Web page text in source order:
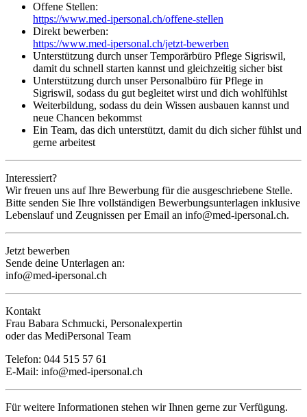
Offene Stellen:
https://www.med-ipersonal.ch/offene-stellen
Direkt bewerben:
https://www.med-ipersonal.ch/jetzt-bewerben
Unterstützung durch unser Temporärbüro Pflege Sigriswil,
damit du schnell starten kannst und gleichzeitig sicher bist
Unterstützung durch unser Personalbüro für Pflege in
Sigriswil, sodass du gut begleitet wirst und dich wohlfühlst
Weiterbildung, sodass du dein Wissen ausbauen kannst und
neue Chancen bekommst
Ein Team, das dich unterstützt, damit du dich sicher fühlst und
gerne arbeitest
Interessiert?
Wir freuen uns auf Ihre Bewerbung für die ausgeschriebene Stelle.
Bitte senden Sie Ihre vollständigen Bewerbungsunterlagen inklusive
Lebenslauf und Zeugnissen per Email an info@med-ipersonal.ch.
Jetzt bewerben
Sende deine Unterlagen an:
info@med-ipersonal.ch
Kontakt
Frau Babara Schmucki, Personalexpertin
oder das MediPersonal Team
Telefon: 044 515 57 61
E-Mail: info@med-ipersonal.ch
Für weitere Informationen stehen wir Ihnen gerne zur Verfügung.